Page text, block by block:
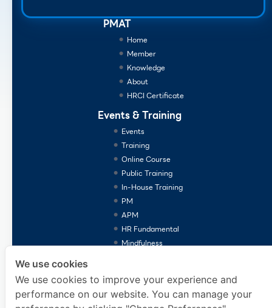
PMAT
Home
Member
Knowledge
About
HRCI Certificate
Events & Training
Events
Training
Online Course
Public Training
In-House Training
PM
APM
HR Fundamental
Mindfulness
We use cookies
We use cookies to improve your experience and
performance on our website. You can manage your